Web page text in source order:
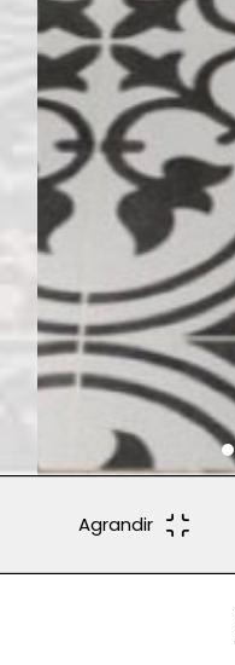
Agrandir